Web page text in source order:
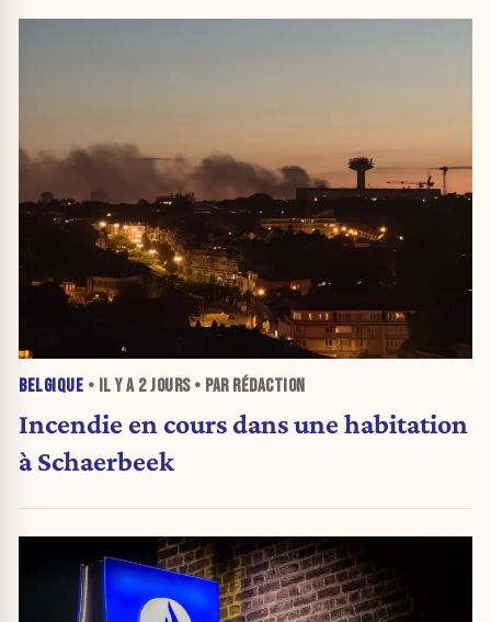
BELGIQUE • IL Y A 2 JOURS• PAR RÉDACTION
Incendie en cours dans une habitation
à Schaerbeek